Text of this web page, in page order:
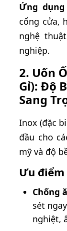
Ứng
cổng cửa,
nghệ
nghiệp.
2. Uốn
Gỉ): Độ
Sang
Inox (đặc
đầu cho
mỹ và độ
Ưu điểm
Chống
sét
nghiệt,